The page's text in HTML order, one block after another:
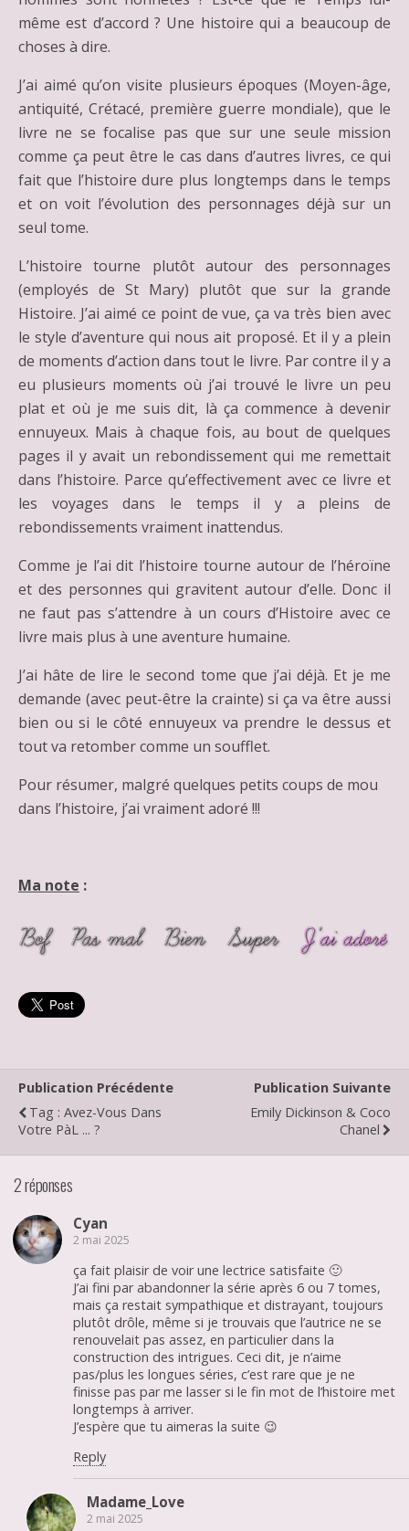
même est d’accord ? Une histoire qui a beaucoup de
choses à dire.
J’ai aimé qu’on visite plusieurs époques (Moyen-âge,
antiquité, Crétacé, première guerre mondiale), que le
livre ne se focalise pas que sur une seule mission
comme ça peut être le cas dans d’autres livres, ce qui
fait que l’histoire dure plus longtemps dans le temps
et on voit l’évolution des personnages déjà sur un
seul tome.
L’histoire tourne plutôt autour des personnages
(employés de St Mary) plutôt que sur la grande
Histoire. J’ai aimé ce point de vue, ça va très bien avec
le style d’aventure qui nous ait proposé. Et il y a plein
de moments d’action dans tout le livre. Par contre il y a
eu plusieurs moments où j’ai trouvé le livre un peu
plat et où je me suis dit, là ça commence à devenir
ennuyeux. Mais à chaque fois, au bout de quelques
pages il y avait un rebondissement qui me remettait
dans l’histoire. Parce qu’effectivement avec ce livre et
les voyages dans le temps il y a pleins de
rebondissements vraiment inattendus.
Comme je l’ai dit l’histoire tourne autour de l’héroïne
et des personnes qui gravitent autour d’elle. Donc il
ne faut pas s’attendre à un cours d’Histoire avec ce
livre mais plus à une aventure humaine.
J’ai hâte de lire le second tome que j’ai déjà. Et je me
demande (avec peut-être la crainte) si ça va être aussi
bien ou si le côté ennuyeux va prendre le dessus et
tout va retomber comme un soufflet.
Pour résumer, malgré quelques petits coups de mou
dans l’histoire, j’ai vraiment adoré !!!
Ma note :
Publication Précédente
Tag : Avez-Vous Dans
Votre PàL ... ?
Publication Suivante
Emily Dickinson & Coco
Chanel
2 réponses
Cyan
2 mai 2025
ça fait plaisir de voir une lectrice satisfaite 🙂
J’ai fini par abandonner la série après 6 ou 7 tomes,
mais ça restait sympathique et distrayant, toujours
plutôt drôle, même si je trouvais que l’autrice ne se
renouvelait pas assez, en particulier dans la
construction des intrigues. Ceci dit, je n’aime
pas/plus les longues séries, c’est rare que je ne
finisse pas par me lasser si le fin mot de l’histoire met
longtemps à arriver.
J’espère que tu aimeras la suite 😉
Reply
Madame_Love
2 mai 2025